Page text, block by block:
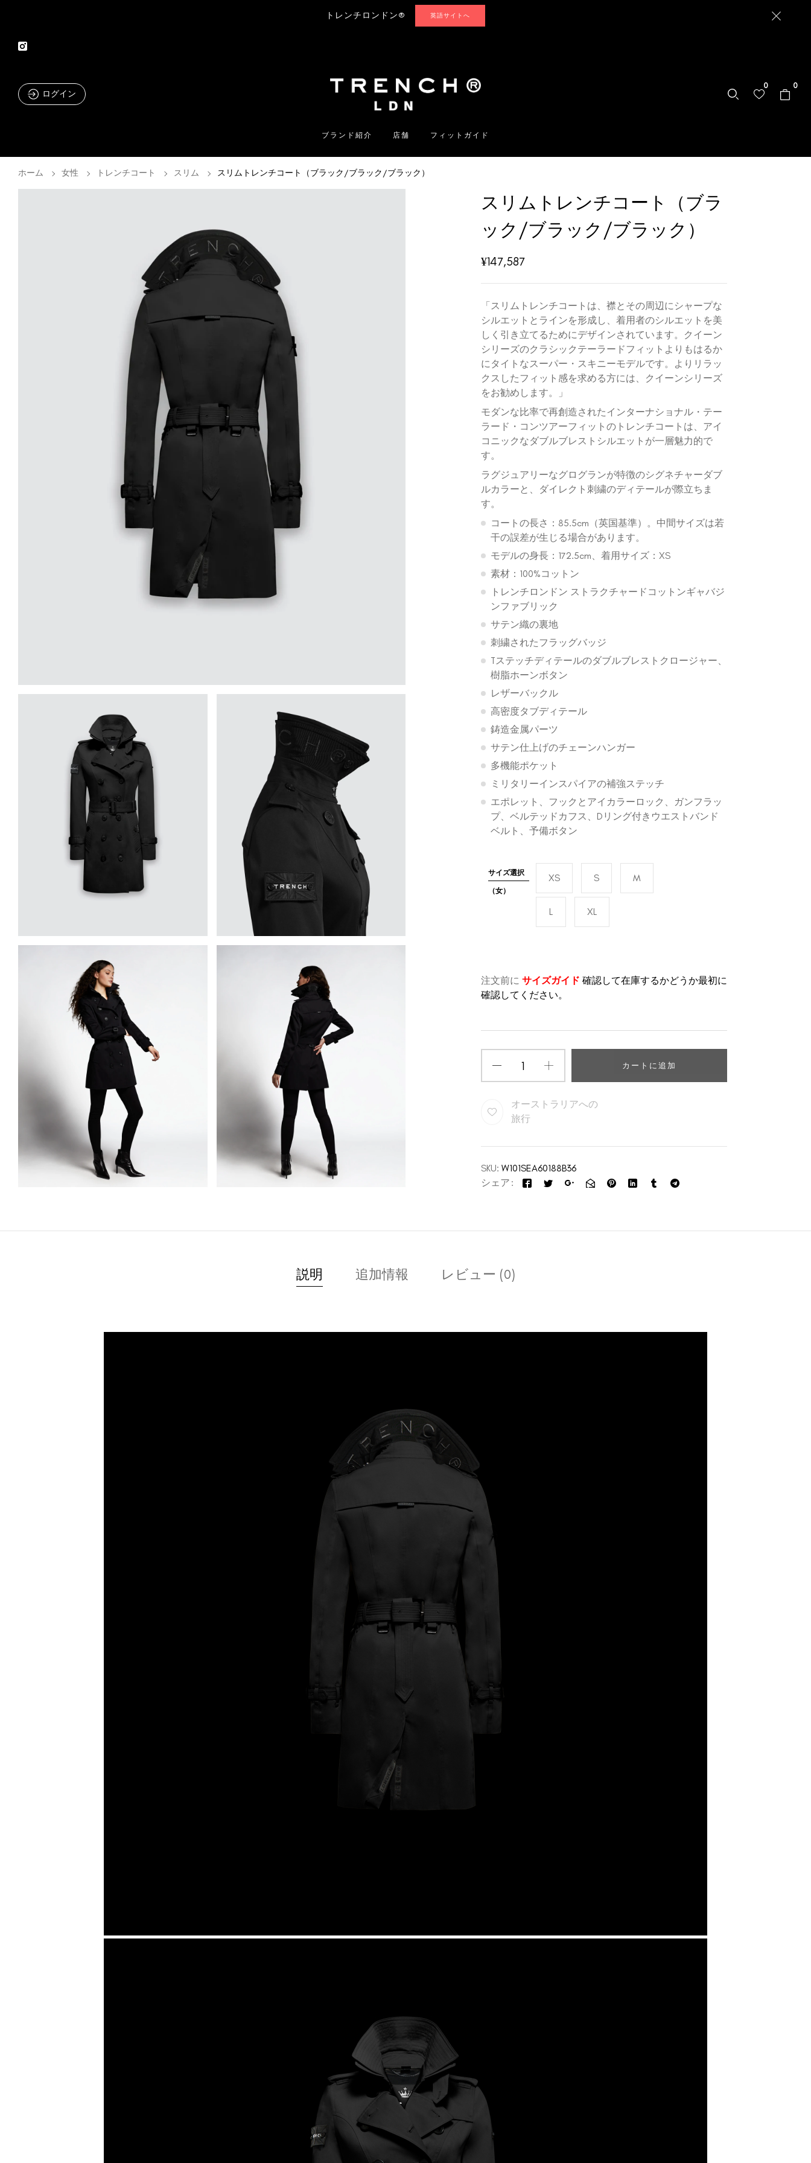
トレンチロンドン® 英語サイトへ
ログイン
0 0
ブランド紹介 店舗 フィットガイド
ホーム 女性 トレンチコート スリム スリムトレンチコート（ブラック/ブラック/ブラック）
スリムトレンチコート（ブラ
ック/ブラック/ブラック）
¥147,587
「スリムトレンチコートは、襟とその周辺にシャープな
シルエットとラインを形成し、着用者のシルエットを美
しく引き立てるためにデザインされています。クイーン
シリーズのクラシックテーラードフィットよりもはるか
にタイトなスーパー・スキニーモデルです。よりリラッ
クスしたフィット感を求める方には、クイーンシリーズ
をお勧めします。」
モダンな比率で再創造されたインターナショナル・テー
ラード・コンツアーフィットのトレンチコートは、アイ
コニックなダブルブレストシルエットが一層魅力的で
す。
ラグジュアリーなグログランが特徴のシグネチャーダブ
ルカラーと、ダイレクト刺繍のディテールが際立ちま
す。
コートの長さ：85.5cm（英国基準）。中間サイズは若
干の誤差が生じる場合があります。
モデルの身長：172.5cm、着用サイズ：XS
素材：100%コットン
トレンチロンドン ストラクチャードコットンギャバジ
ンファブリック
サテン織の裏地
刺繍されたフラッグバッジ
Tステッチディテールのダブルブレストクロージャー、
樹脂ホーンボタン
レザーバックル
高密度タブディテール
鋳造金属パーツ
サテン仕上げのチェーンハンガー
多機能ポケット
ミリタリーインスパイアの補強ステッチ
エポレット、フックとアイカラーロック、ガンフラッ
プ、ベルテッドカフス、Dリング付きウエストバンド
ベルト、予備ボタン
サイズ選択
（女）
XS S M
L XL
注文前に サイズガイド 確認して在庫するかどうか最初に
確認してください。
カートに追加
オーストラリアへの
旅行
SKU: W101SEA60188B36
シェア
説明 追加情報 レビュー (0)